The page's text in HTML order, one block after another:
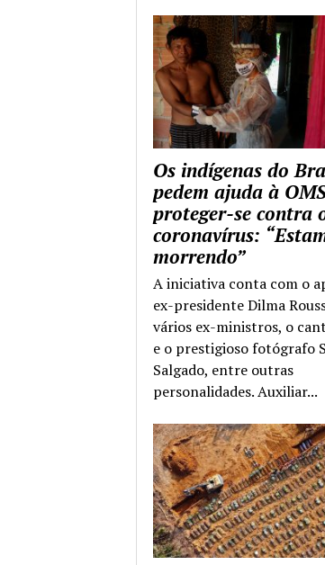
Os indígenas do
pedem ajuda à
proteger-se contra
coronavírus:
morrendo”
A iniciativa conta com o
ex-presidente Dilma
vários ex-ministros, o
e o prestigioso fotógrafo
Salgado, entre outras
personalidades. Auxiliar...